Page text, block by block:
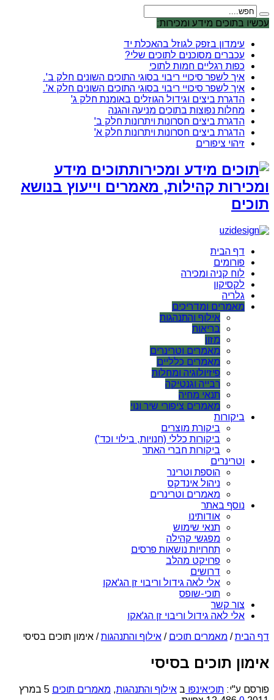
עכשיו בתוכים מידע ומכירות:
עימדון בזפק לגוזל בהאכלת יד
עכברים מסוכנים לתוכים שלי?
כפות רגליים חמות לתוכי
איך לשפר סיכויי ריבוי בסוגי התוכים השונים חלק ב'.
איך לשפר סיכויי ריבוי בסוגי התוכים השונים חלק א'.
הדגרת ביצים וגידול הגוזלים באומנת חלק ג'
מחלות נפוצות בתוכים מניעה והגנה
הדגרת ביצים חסרונות ויתרונות חלק ב'
הדגרת ביצים חסרונות ויתרונות חלק א'
זיהוי ציפורים
תוכים מידע
ומכירות קהילות, מאמרים וייעוץ בנושא
תוכים
דף הבית
פורומים
לוח קניה ומכירה
לקסיקון
גלריה
מאמרים ומדריכים
אילוף והתנהגות
בריאות
מזון
מאמרים וטרינרים
מאמרים כלליים
פיזיולוגיה ומחלות
רבייה וגנטיקה
תנאי מחיה
מאמרים ציפורי שיר ונוי
ביקורות
ביקורת מוצרים
ביקורות כללי (חנויות, בילוי וכד')
ביקורות חברי האתר
וטרינרים
הוספת וטרינר
ניהול אינדקס
מאמרים וטרינרים
נוסף באתר
אודותינו
תנאי שימוש
מפגשי קהילה
תחרויות נושאות פרסים
פרויקט מהלב
דרושים
אלי לאה גידול וריבוי זן הג'אקו
תוכי-שופס
צור קשר
אלי לאה גידול וריבוי זן הג'אקו
דף הבית / מאמרים תוכים / אילוף והתנהגות / אימון תוכים בסיסי
אימון תוכים בסיסי
פורסם ע"י: תוכיאינפו ב אילוף והתנהגות, מאמרים תוכים
5 במרץ